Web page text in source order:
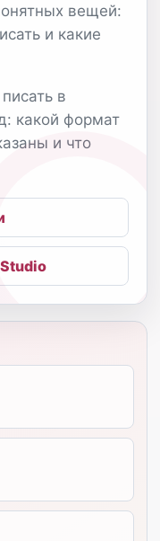
вещей:
и какие
в
какой формат
и что